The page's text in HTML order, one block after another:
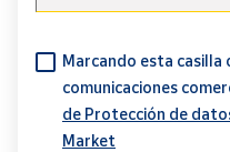
Marcando esta casilla
comunicaciones
de Protección de
Market